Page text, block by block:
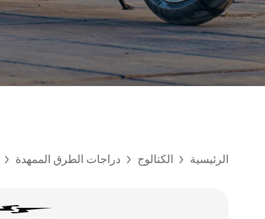
الرئيسية الكتالوج دراجات الطرق الممهدة